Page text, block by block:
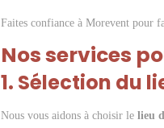
Faites confiance à Morevent pour
Nos services
1. Sélection du
Nous vous aidons à choisir le lieu